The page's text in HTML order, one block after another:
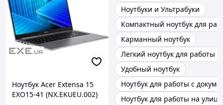
Ноутбук Acer Extensa 15
EXO15-41 (NX.EKUEU.002)
Ноутбуки и Ультрабуки
Компактный ноутбук для
Карманный ноутбук
Легкий ноутбук для работы
Удобный ноутбук
Ноутбук для работы с
Ноутбук для работы на улице